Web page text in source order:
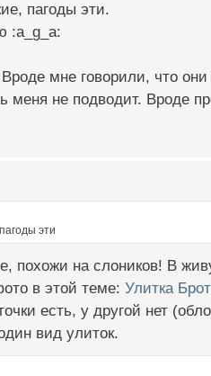
пагоды эти.
:a_g_a:
мне говорили, что
меня не подводит. Вроде
эти
похожи на слоников! В
в этой теме: Улитка
есть, у другой нет
вид улиток.